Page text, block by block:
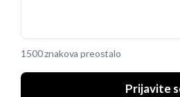
1500 znakova preostalo
Prijavite